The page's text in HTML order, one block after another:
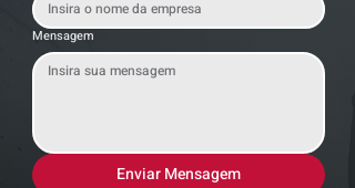
Mensagem
Enviar Mensagem